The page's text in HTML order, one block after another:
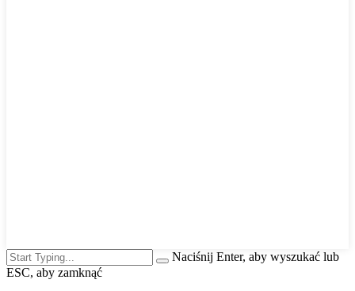
Naciśnij Enter, aby wyszukać lub
ESC, aby zamknąć